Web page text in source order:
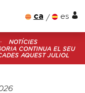
ca es
NOTÍCIES
CONTINUA EL SEU
AQUEST JULIOL